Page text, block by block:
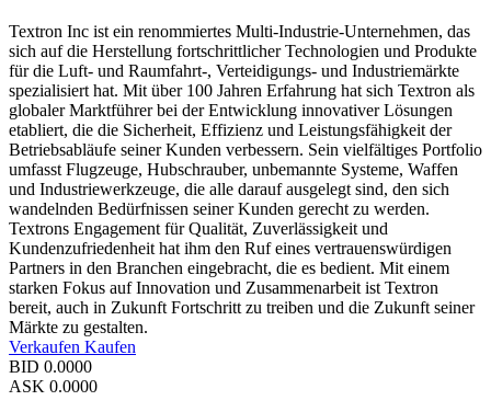
Textron Inc ist ein renommiertes Multi-Industrie-Unternehmen, das
sich auf die Herstellung fortschrittlicher Technologien und Produkte
für die Luft- und Raumfahrt-, Verteidigungs- und Industriemärkte
spezialisiert hat. Mit über 100 Jahren Erfahrung hat sich Textron als
globaler Marktführer bei der Entwicklung innovativer Lösungen
etabliert, die die Sicherheit, Effizienz und Leistungsfähigkeit der
Betriebsabläufe seiner Kunden verbessern. Sein vielfältiges Portfolio
umfasst Flugzeuge, Hubschrauber, unbemannte Systeme, Waffen
und Industriewerkzeuge, die alle darauf ausgelegt sind, den sich
wandelnden Bedürfnissen seiner Kunden gerecht zu werden.
Textrons Engagement für Qualität, Zuverlässigkeit und
Kundenzufriedenheit hat ihm den Ruf eines vertrauenswürdigen
Partners in den Branchen eingebracht, die es bedient. Mit einem
starken Fokus auf Innovation und Zusammenarbeit ist Textron
bereit, auch in Zukunft Fortschritt zu treiben und die Zukunft seiner
Märkte zu gestalten.
Verkaufen Kaufen
BID 0.0000
ASK 0.0000